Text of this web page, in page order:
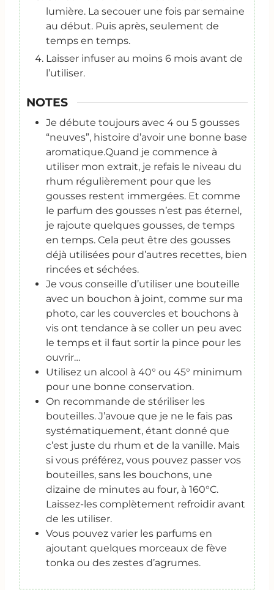
lumière. La secouer une fois par semaine
au début. Puis après, seulement de
temps en temps.
Laisser infuser au moins 6 mois avant de
l’utiliser.
NOTES
Je débute toujours avec 4 ou 5 gousses
“neuves”, histoire d’avoir une bonne base
aromatique.Quand je commence à
utiliser mon extrait, je refais le niveau du
rhum régulièrement pour que les
gousses restent immergées. Et comme
le parfum des gousses n’est pas éternel,
je rajoute quelques gousses, de temps
en temps. Cela peut être des gousses
déjà utilisées pour d’autres recettes, bien
rincées et séchées.
Je vous conseille d’utiliser une bouteille
avec un bouchon à joint, comme sur ma
photo, car les couvercles et bouchons à
vis ont tendance à se coller un peu avec
le temps et il faut sortir la pince pour les
ouvrir…
Utilisez un alcool à 40° ou 45° minimum
pour une bonne conservation.
On recommande de stériliser les
bouteilles. J’avoue que je ne le fais pas
systématiquement, étant donné que
c’est juste du rhum et de la vanille. Mais
si vous préférez, vous pouvez passer vos
bouteilles, sans les bouchons, une
dizaine de minutes au four, à 160°C.
Laissez-les complètement refroidir avant
de les utiliser.
Vous pouvez varier les parfums en
ajoutant quelques morceaux de fève
tonka ou des zestes d’agrumes.